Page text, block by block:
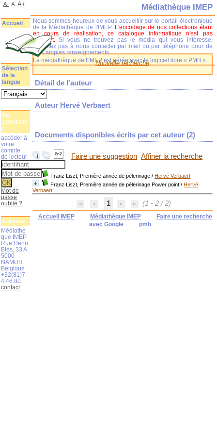
Nouvelle recherche
Détail de l'auteur
Auteur Hervé Verbaert
Documents disponibles écrits par cet auteur (2)
Faire une suggestion Affiner la recherche
Franz Liszt, Première année de pèlerinage /Hervé Verbaert
Franz Liszt, Première année de pèlerinage Power point /Hervé
Verbaert
1 (1 - 2 / 2)
Accueil IMEP Médiathèque IMEP
Faire une recherche
avec Google
pmb
Médiathèque IMEP
Nous sommes heureux de vous accueillir sur le portail électronique
de la Médiathèque de l'IMEP. L'encodage de nos collections étant
en cours de réalisation, ce catalogue informatique n'est pas
complet.
Si vous ne trouvez pas le média qui vous intéresse,
n'hésitez pas à nous contacter par mail ou par téléphone pour de
plus amples renseignements.
La médiathèque de l'IMEP est gérée avec le logiciel libre « PMB ».
A- A A+
Accueil
Sélection
de la
langue
Se
connecte
r
accéder à
votre
compte
de lecteur
Mot de
passe
oublié ?
Adresse
Médiathè
que IMEP
Rue Henri
Blès, 33 A
5000
NAMUR
Belgique
+32(81)7
4.46.80.
contact